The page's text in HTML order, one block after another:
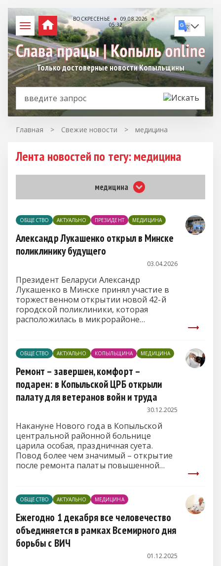
ВОСКРЕСЕНЬЕ
09.08.2026
05:32
Только достоверные новости Копыльщины
Главная > Свежие новости > медицина
Лента новостей по тегу: медицина
медицина
ОБЩЕСТВО АКТУАЛЬНО ПРЕЗИДЕНТ МЕДИЦИНА
Александр Лукашенко открыл в Минске
поликлинику будущего
03.04.2026
Президент Беларуси Александр
Лукашенко в Минске принял участие в
торжественном открытии новой 42-й
городской поликлиники, которая
расположилась в микрорайоне
ОБЩЕСТВО АКТУАЛЬНО КОПЫЛЬЩИНА МЕДИЦИНА
Ремонт – завершен, комфорт –
подарен: в Копыльской ЦРБ открыли
палату для ветеранов войн и труда
30.12.2025
Накануне Нового года в Копыльской
центральной районной больнице
царила особая, праздничная суета.
Повод более чем значимый – открытие
после ремонта палаты повышенной
ОБЩЕСТВО АКТУАЛЬНО МЕДИЦИНА
Ежегодно 1 декабря все человечество
объединяется в рамках Всемирного дня
борьбы с ВИЧ
01.12.2025